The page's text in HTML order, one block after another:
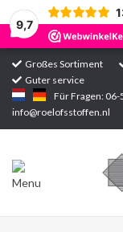
9,7
Großes Sortiment
Guter service
Für Fragen:
info@roelofsstoffen.nl
Startseite
Sortiment